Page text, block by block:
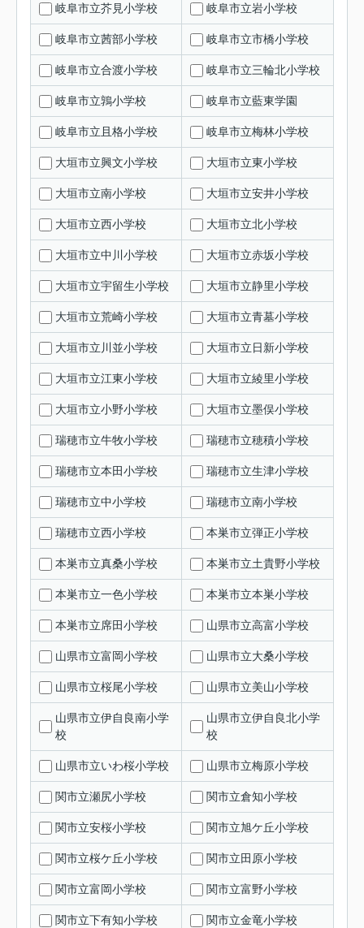
岐阜市立芥見小学校 岐阜市立岩小学校
岐阜市立茜部小学校 岐阜市立市橋小学校
岐阜市立合渡小学校 岐阜市立三輪北小学校
岐阜市立鶉小学校 岐阜市立藍東学園
岐阜市立且格小学校 岐阜市立梅林小学校
大垣市立興文小学校 大垣市立東小学校
大垣市立南小学校 大垣市立安井小学校
大垣市立西小学校 大垣市立北小学校
大垣市立中川小学校 大垣市立赤坂小学校
大垣市立宇留生小学校 大垣市立静里小学校
大垣市立荒崎小学校 大垣市立青墓小学校
大垣市立川並小学校 大垣市立日新小学校
大垣市立江東小学校 大垣市立綾里小学校
大垣市立小野小学校 大垣市立墨俣小学校
瑞穂市立牛牧小学校 瑞穂市立穂積小学校
瑞穂市立本田小学校 瑞穂市立生津小学校
瑞穂市立中小学校 瑞穂市立南小学校
瑞穂市立西小学校 本巣市立弾正小学校
本巣市立真桑小学校 本巣市立土貴野小学校
本巣市立一色小学校 本巣市立本巣小学校
本巣市立席田小学校 山県市立高富小学校
山県市立富岡小学校 山県市立大桑小学校
山県市立桜尾小学校 山県市立美山小学校
山県市立伊自良南小学
校
山県市立伊自良北小学
校
山県市立いわ桜小学校 山県市立梅原小学校
関市立瀬尻小学校 関市立倉知小学校
関市立安桜小学校 関市立旭ケ丘小学校
関市立桜ケ丘小学校 関市立田原小学校
関市立富岡小学校 関市立富野小学校
関市立下有知小学校 関市立金竜小学校